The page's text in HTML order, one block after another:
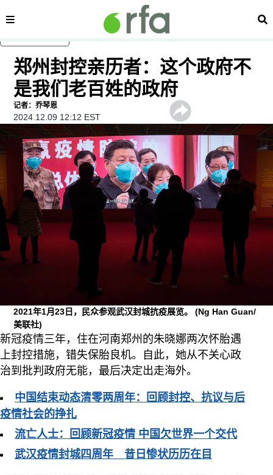
内容分类 搜
郑州封控亲历者：这个政府不
是我们老百姓的政府
记者：乔琴恩
2024.12.09 12:12 EST
2021年1月23日，民众参观武汉封城抗疫展览。(Ng Han Guan/
美联社)
新冠疫情三年，住在河南郑州的朱晓娜两次怀胎遇
上封控措施，错失保胎良机。自此，她从不关心政
治到批判政府无能，最后决定出走海外。
中国结束动态清零两周年：回顾封控、抗议与后
疫情社会的挣扎
流亡人士：回顾新冠疫情 中国欠世界一个交代
武汉疫情封城四周年 昔日惨状历历在目